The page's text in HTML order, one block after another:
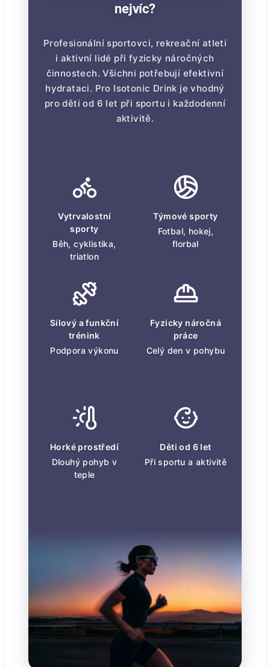
nejvíc?
Profesionální sportovci, rekreační atleti
i aktivní lidé při fyzicky náročných
činnostech. Všichni potřebují efektivní
hydrataci. Pro Isotonic Drink je vhodný
pro děti od 6 let při sportu i každodenní
aktivitě.
Vytrvalostní
sporty
Běh, cyklistika,
triatlon
Týmové sporty
Fotbal, hokej,
florbal
Silový a funkční
trénink
Podpora výkonu
Fyzicky náročná
práce
Celý den v pohybu
Horké prostředí
Dlouhý pohyb v
teple
Děti od 6 let
Při sportu a aktivitě